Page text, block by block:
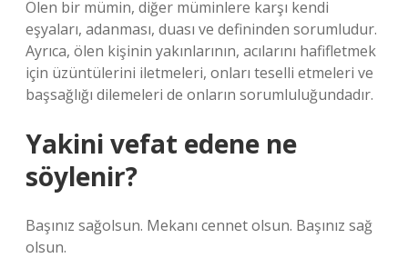
Ölen bir mümin, diğer müminlere karşı kendi
eşyaları, adanması, duası ve defininden sorumludur.
Ayrıca, ölen kişinin yakınlarının, acılarını hafifletmek
için üzüntülerini iletmeleri, onları teselli etmeleri ve
başsağlığı dilemeleri de onların sorumluluğundadır.
Yakini vefat edene ne
söylenir?
Başınız sağolsun. Mekanı cennet olsun. Başınız sağ
olsun.